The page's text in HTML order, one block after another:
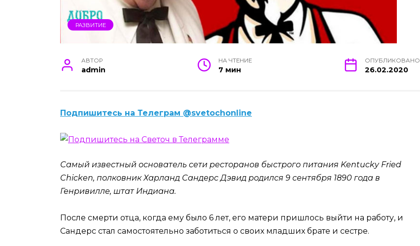
РАЗВИТИЕ
АВТОР
admin
НА ЧТЕНИЕ
7 мин
ОПУБЛИКОВАНО
26.02.2020
Подпишитесь на Телеграм @svetochonline
Самый известный основатель сети ресторанов быстрого питания Kentucky Fried
Chicken, полковник Харланд Сандерс Дэвид родился 9 сентября 1890 года в
Генривилле, штат Индиана.
После смерти отца, когда ему было 6 лет, его матери пришлось выйти на работу, и
Сандерс стал самостоятельно заботиться о своих младших брате и сестре.